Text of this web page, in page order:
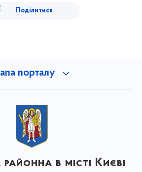
Поділитися
порталу
в місті Києві